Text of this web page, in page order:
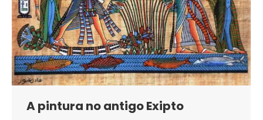
A pintura no antigo Exipto